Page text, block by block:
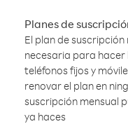
Planes de
El plan de
necesaria para
teléfonos fijos y
renovar el plan en
suscripción mensual
ya haces